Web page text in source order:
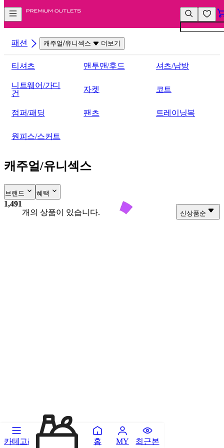
컨
텐
츠
앱
바
바
패션 캐주얼/유니섹스 더보기
티셔츠 맨투맨/후드 셔츠/남방
니트웨어/가디
건
자켓 코트
점퍼/패딩 팬츠 트레이닝복
원피스/스커트
캐주얼/유니섹스
브랜드 혜택
1,491
개의 상품이 있습니다.
신상품순
카테고리 홈 MY 최근본